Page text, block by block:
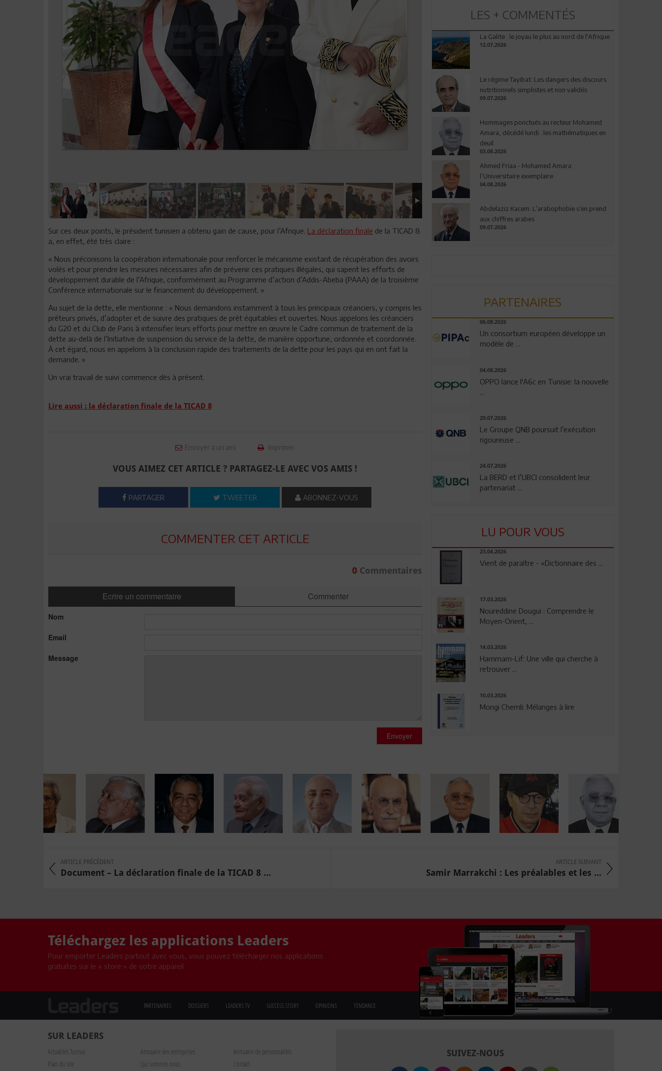
Sur ces deux points, le président tunisien a obtenu gain de cause, pour l’Afrique. La déclaration finale de la TICAD 8
a, en effet, été très claire :
« Nous préconisons la coopération internationale pour renforcer le mécanisme existant de récupération des avoirs
volés et pour prendre les mesures nécessaires afin de prévenir ces pratiques illégales, qui sapent les efforts de
développement durable de l’Afrique, conformément au Programme d’action d’Addis-Abeba (PAAA) de la troisième
Conférence internationale sur le financement du développement. »
Au sujet de la dette, elle mentionne : « Nous demandons instamment à tous les principaux créanciers, y compris les
prêteurs privés, d’adopter et de suivre des pratiques de prêt équitables et ouvertes. Nous appelons les créanciers
du G20 et du Club de Paris à intensifier leurs efforts pour mettre en œuvre le Cadre commun de traitement de la
dette au-delà de l’Initiative de suspension du service de la dette, de manière opportune, ordonnée et coordonnée.
À cet égard, nous en appelons à la conclusion rapide des traitements de la dette pour les pays qui en ont fait la
demande. »
Un vrai travail de suivi commence dès à présent.
Lire aussi : la déclaration finale de la TICAD 8
Envoyer à un ami Imprimer
VOUS AIMEZ CET ARTICLE ? PARTAGEZ-LE AVEC VOS AMIS !
PARTAGER TWEETER ABONNEZ-VOUS
COMMENTER CET ARTICLE
0Commentaires
Ecrire un commentaire Commenter
Nom
Email
Message
Envoyer
LES + COMMENTÉS
La Galite : le joyau le plus au nord de l'Afrique
12.07.2026
Le régime Tayibat: Les dangers des discours
nutritionnels simplistes et non validés
09.07.2026
Hommages ponctués au recteur Mohamed
Amara, décédé lundi : les mathématiques en
deuil
03.08.2026
Ahmed Friaa - Mohamed Amara:
l’Universitaire exemplaire
04.08.2026
Abdelaziz Kacem: L’arabophobie s’en prend
aux chiffres arabes
09.07.2026
PARTENAIRES
06.08.2026
Un consortium européen développe un
modèle de ...
04.08.2026
OPPO lance l'A6c en Tunisie: la nouvelle
...
29.07.2026
Le Groupe QNB poursuit l’exécution
rigoureuse ...
24.07.2026
La BERD et l’UBCI consolident leur
partenariat ...
LU POUR VOUS
23.04.2026
Vient de paraître - «Dictionnaire des ...
17.03.2026
Noureddine Dougui : Comprendre le
Moyen-Orient, ...
14.03.2026
Hammam-Lif: Une ville qui cherche à
retrouver ...
10.03.2026
Mongi Chemli: Mélanges à lire
ARTICLE PRÉCÉDENT
Document – La déclaration finale de la TICAD 8 ...
ARTICLE SUIVANT
Samir Marrakchi : Les préalables et les ...
Téléchargez les applications Leaders
Pour emporter Leaders partout avec vous, vous pouvez télécharger nos applications
gratuites sur le « store » de votre appareil.
PARTENAIRES DOSSIERS LEADERS TV SUCCESS STORY OPINIONS TENDANCE
SUR LEADERS
Actualités Tunisie Annuaire des entreprises
Annuaire de personnalités
Plan du site
Qui sommes nous Contact
SUIVEZ-NOUS